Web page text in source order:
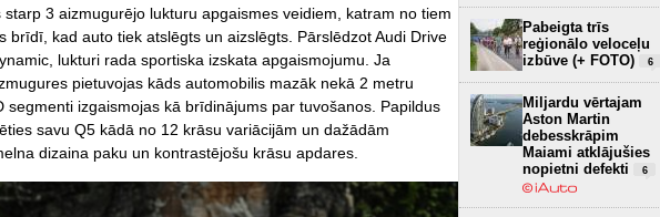
starp 3 aizmugurējo lukturu apgaismes veidiem, katram no tiem
brīdī, kad auto tiek atslēgts un aizslēgts. Pārslēdzot Audi Drive
lukturi rada sportiska izskata apgaismojumu. Ja
pietuvojas kāds automobilis mazāk nekā 2 metru
segmenti izgaismojas kā brīdinājums par tuvošanos. Papildus
savu Q5 kādā no 12 krāsu variācijām un dažādām
dizaina paku un kontrastējošu krāsu apdares.
Pabeigta trīs
reģionālo veloceļu
izbūve (+ FOTO)
6
Miljardu vērtajam
Aston Martin
debesskrāpim
Maiami atklājušies
nopietni defekti
6